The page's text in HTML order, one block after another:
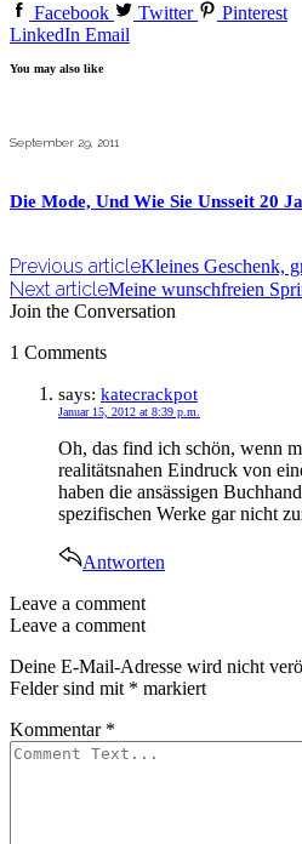
Facebook
Twitter
Pinterest
LinkedIn Email
You may also like
September 29, 2011
Die Mode, Und Wie Sie Unsseit 20
Previous articleKleines Geschenk,
Next articleMeine wunschfreien
Join the Conversation
1 Comments
says: katecrackpot
Januar 15, 2012 at 8:39 p.m.
Oh, das find ich schön, wenn
realitätsnahen Eindruck von
haben die ansässigen
spezifischen Werke gar nicht
Antworten
Leave a comment
Leave a comment
Deine E-Mail-Adresse wird nicht
Felder sind mit * markiert
Kommentar *